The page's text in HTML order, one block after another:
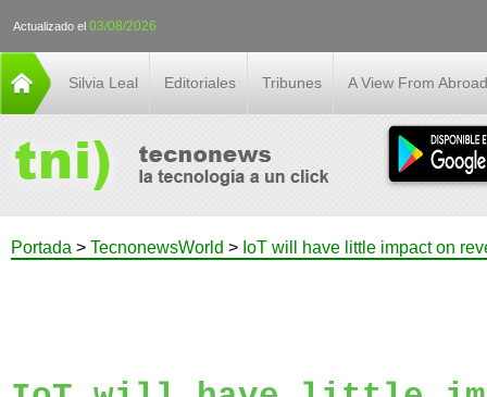
Actualizado el 03/08/2026
Silvia Leal Editoriales Tribunes A View From Abroad
Portada > TecnonewsWorld > IoT will have little impact on